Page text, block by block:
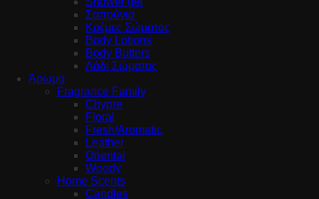
Σαπούνια
Κρέμες Σώματος
Body Lotions
Body Butters
Λάδι Σώματος
Άρωμα
Fragrance Family
Chypre
Floral
Fresh/Aromatic
Leather
Oriental
Woody
Home Scents
Candles